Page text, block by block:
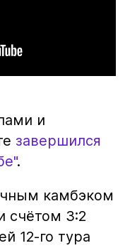
и
завершился
.
камбэком
счётом 3:2
12-го тура